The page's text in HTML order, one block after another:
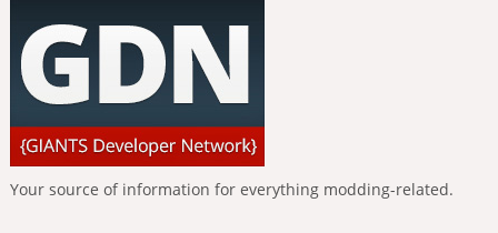
Your source of information for everything modding-related.